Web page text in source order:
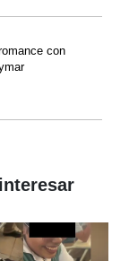
con